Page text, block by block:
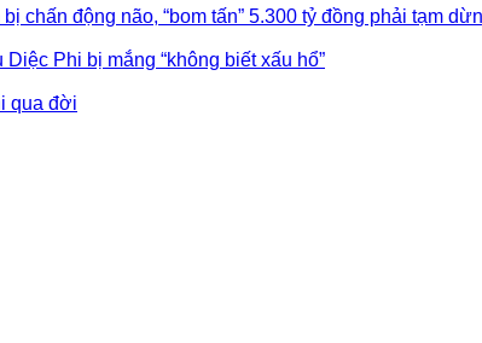
chấn động não, “bom tấn” 5.300 tỷ đồng phải tạm
Phi bị mắng “không biết xấu hổ”
qua đời